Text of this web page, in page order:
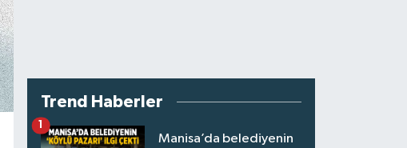
Trend Haberler
Manisa’da belediyenin
1